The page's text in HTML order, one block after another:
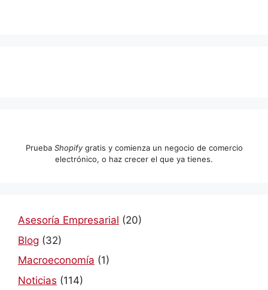
Prueba Shopifygratis y comienza un negocio de comercio
electrónico, o haz crecer el que ya tienes.
Asesoría Empresarial (20)
Blog (32)
Macroeconomía (1)
Noticias (114)